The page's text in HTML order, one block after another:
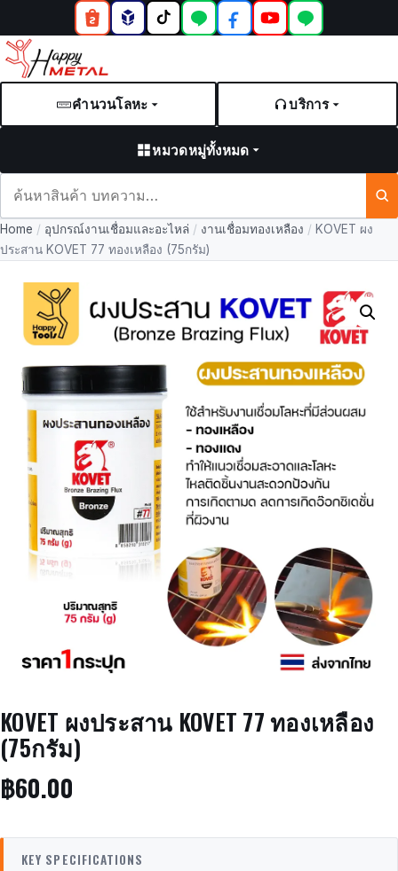
คำนวนโลหะ บริการ
หมวดหมู่ทั้งหมด
และ
บทความ
Home / อุปกรณ์งานเชื่อมและอะไหล่ / งานเชื่อมทองเหลือง / KOVET ผง
ประสาน KOVET 77 ทองเหลือง (75กรัม)
KOVET ผงประสาน KOVET 77 ทองเหลือง
(75กรัม)
฿60.00
KEY SPECIFICATIONS